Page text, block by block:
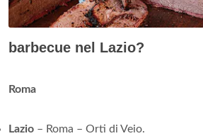
barbecue nel Lazio?
Roma
Lazio – Roma – Orti di Veio.